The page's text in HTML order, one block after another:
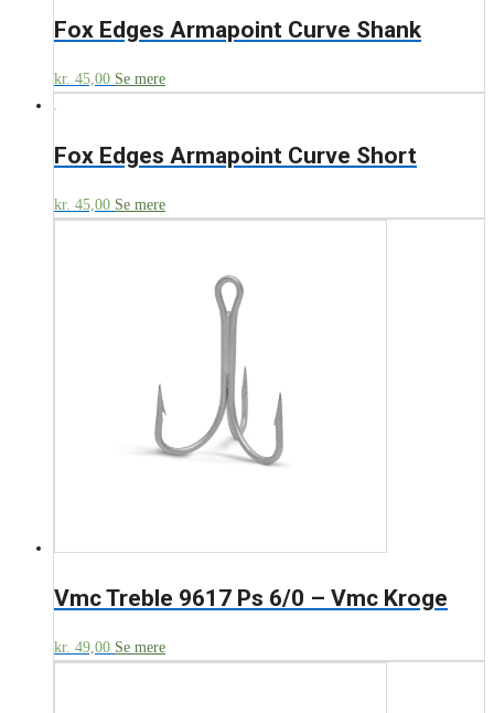
Fox Edges Armapoint Curve Shank
kr. 45,00 Se mere
Fox Edges Armapoint Curve Short
kr. 45,00 Se mere
Vmc Treble 9617 Ps 6/0 – Vmc Kroge
kr. 49,00 Se mere